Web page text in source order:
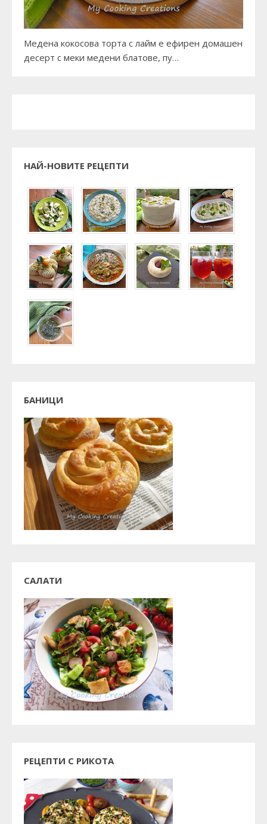
Медена кокосова торта с лайм е ефирен домашен
десерт с меки медени блатове, пу…
НАЙ-НОВИТЕ РЕЦЕПТИ
БАНИЦИ
САЛАТИ
РЕЦЕПТИ С РИКОТА